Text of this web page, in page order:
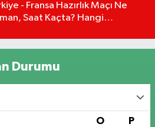
- Fransa Hazırlık Maçı Ne
Saat Kaçta? Hangi
Durumu
O P